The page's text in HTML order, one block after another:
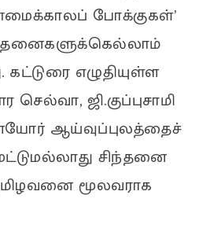
போக்குகள்’
கட்டுரை எழுதியுள்ள
செல்வா, ஜி.குப்புசாமி
ஆய்வுப்புலத்தைச்
சிந்தனை
மூலவராக